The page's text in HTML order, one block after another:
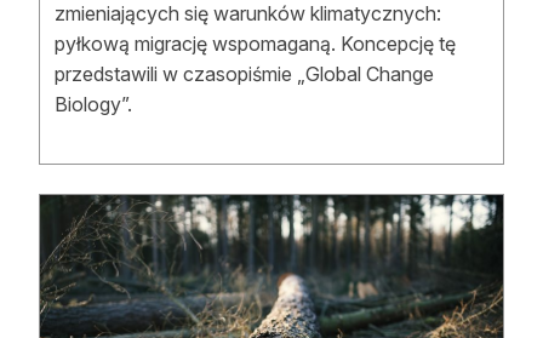
zmieniających się warunków klimatycznych:
pyłkową migrację wspomaganą. Koncepcję tę
przedstawili w czasopiśmie „Global Change
Biology”.